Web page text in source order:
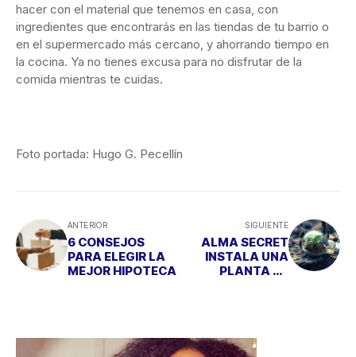
hacer con el material que tenemos en casa, con
ingredientes que encontrarás en las tiendas de tu barrio o
en el supermercado más cercano, y ahorrando tiempo en
la cocina. Ya no tienes excusa para no disfrutar de la
comida mientras te cuidas.
Foto portada: Hugo G. Pecellín
ANTERIOR
6 CONSEJOS
PARA ELEGIR LA
MEJOR HIPOTECA
SIGUIENTE
ALMA SECRET
INSTALA UNA
PLANTA DE